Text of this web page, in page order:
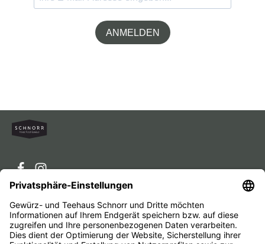
ANMELDEN
Service-Hotline
Service